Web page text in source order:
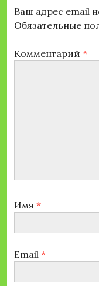
Ваш адрес email
Обязательные
Комментарий *
Имя *
Email *